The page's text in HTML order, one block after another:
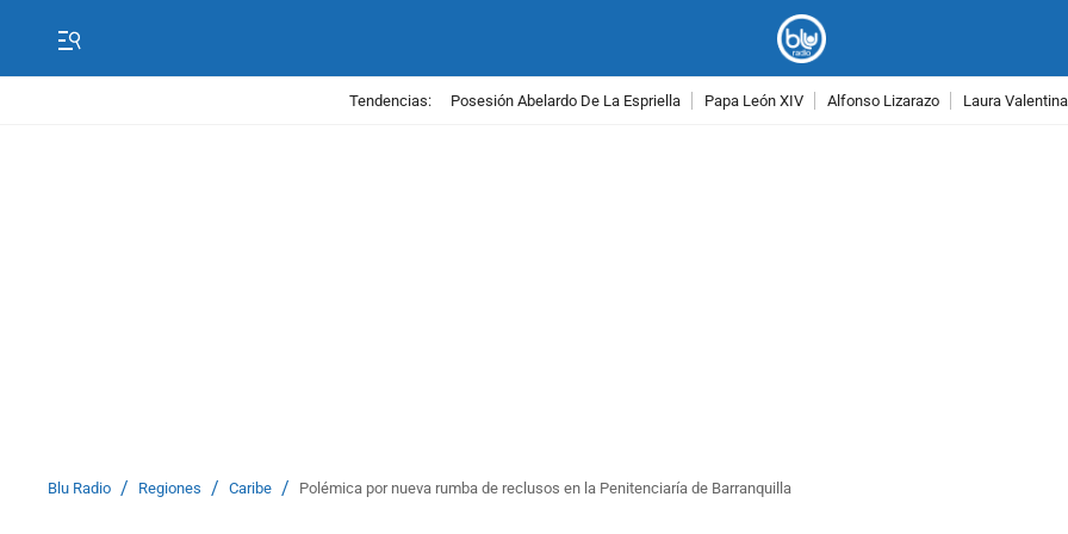
Tendencias: Posesión Abelardo De La Espriella Papa León XIV Alfonso Lizarazo Laura
Blu Radio / Regiones / Caribe / Polémica por nueva rumba de reclusos en la Penitenciaría de Barranquilla